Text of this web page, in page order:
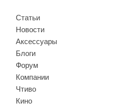
Статьи
Новости
Аксессуары
Блоги
Форум
Компании
Чтиво
Кино